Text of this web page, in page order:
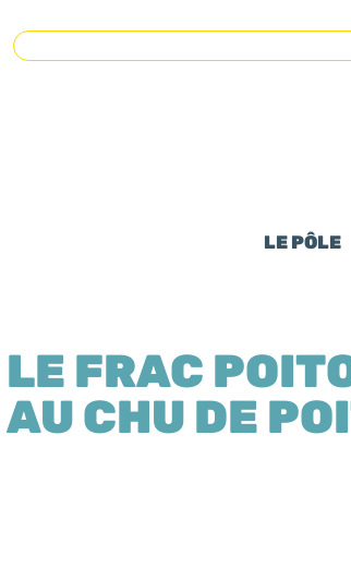
Rechercher
LE PÔLE
LE FRAC
AU CHU DE